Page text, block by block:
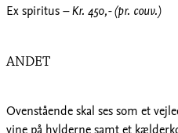
Ex spiritus– Kr. 450,- (pr. couv.)
ANDET
Ovenstående skal ses som et
vine på hylderne samt et